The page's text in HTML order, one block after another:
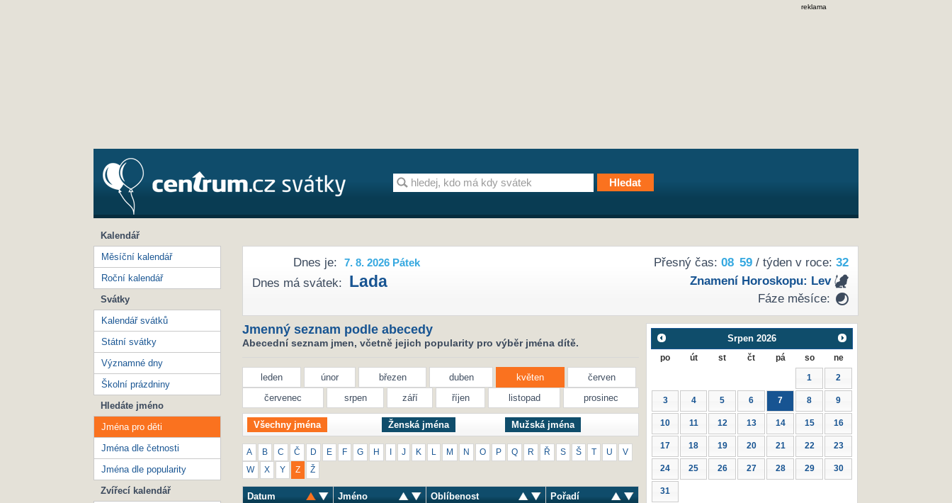
reklama
Přesný čas: 08 59/ týden v roce: 32
Znamení Horoskopu: Lev
Fáze měsíce:
Dnes je: 7. 8. 2026 Pátek
Dnes má svátek: Lada
Jmenný seznam podle abecedy
Abecední seznam jmen, včetně jejich popularity pro výběr jména dítě.
leden únor březen duben květen
červen
červenec
srpen září říjen listopad prosinec
Všechny jména Ženská jména Mužská jména
A B C Č D E F G H J K M N O P Q R Ř S Š U V
W X Y Z Ž
Datum Jméno Oblíbenost
Pořadí
Srpen 2026
po út st čt pá so ne
1 2
3 4 5 6 7 8 9
10 11 12 13 14 15 16
17 18 19 20 21 22 23
24 25 26 27 28 29 30
31
Kalendář
Měsíční kalendář
Roční kalendář
Svátky
Kalendář svátků
Státní svátky
Významné dny
Školní prázdniny
Hledáte jméno
Jména pro děti
Jména dle četnosti
Jména dle popularity
Zvířecí kalendář